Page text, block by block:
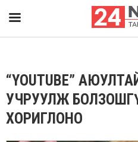
“YOUTUBE”
УЧРУУЛЖ
ХОРИГЛОНО